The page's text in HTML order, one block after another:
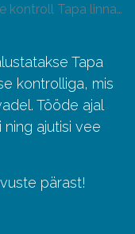
Tapa linnas 18.06.2026.a.
Tapa
kontrolliga, mis
Tööde ajal
ajutisi vee
pärast!